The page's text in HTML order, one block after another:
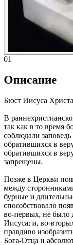
01
Описание
Бюст Иисуса
В
так как в то время
соблюдали
обратившихся в
обратившихся в
запрещены.
Позже в Церкви
между
бурные и
способствовало
во-первых, не было
Иисуса; и, во-
правдиво
Бога-Отца и